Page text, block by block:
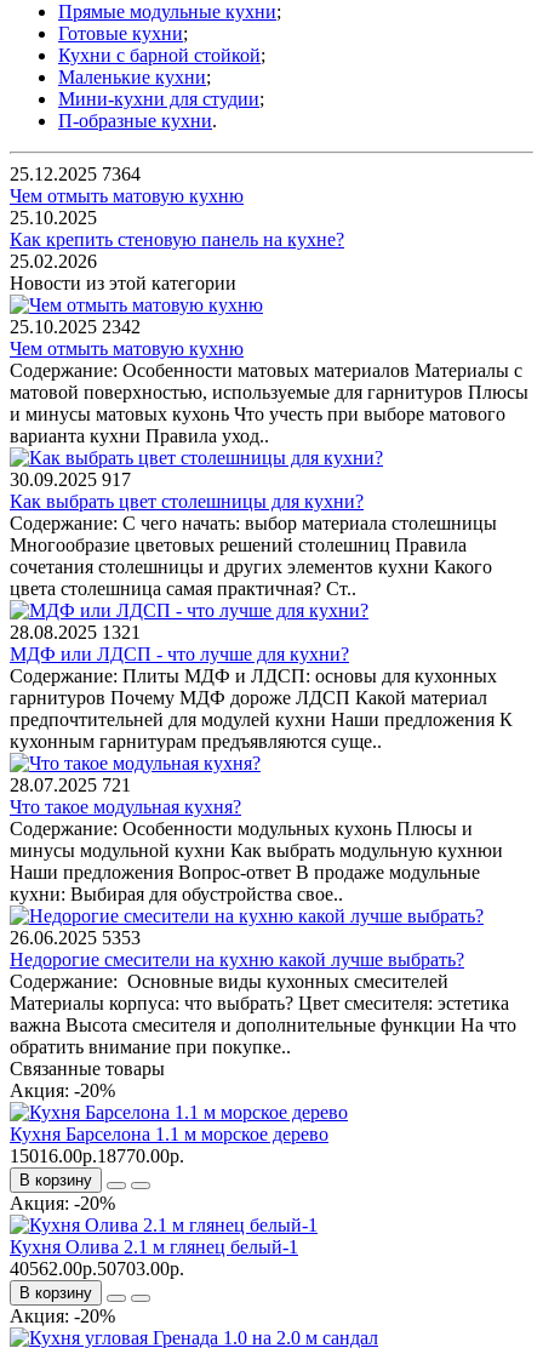
Прямые модульные кухни;
Готовые кухни;
Кухни с барной стойкой;
Маленькие кухни;
Мини-кухни для студии;
П-образные кухни.
25.12.2025 7364
Чем отмыть матовую кухню
25.10.2025
Как крепить стеновую панель на кухне?
25.02.2026
Новости из этой категории
25.10.2025 2342
Чем отмыть матовую кухню
Содержание: Особенности матовых материалов Материалы с
матовой поверхностью, используемые для гарнитуров Плюсы
и минусы матовых кухонь Что учесть при выборе матового
варианта кухни Правила уход..
30.09.2025 917
Как выбрать цвет столешницы для кухни?
Содержание: С чего начать: выбор материала столешницы
Многообразие цветовых решений столешниц Правила
сочетания столешницы и других элементов кухни Какого
цвета столешница самая практичная? Ст..
28.08.2025 1321
МДФ или ЛДСП - что лучше для кухни?
Содержание: Плиты МДФ и ЛДСП: основы для кухонных
гарнитуров Почему МДФ дороже ЛДСП Какой материал
предпочтительней для модулей кухни Наши предложения К
кухонным гарнитурам предъявляются суще..
28.07.2025 721
Что такое модульная кухня?
Содержание: Особенности модульных кухонь Плюсы и
минусы модульной кухни Как выбрать модульную кухнюи
Наши предложения Вопрос-ответ В продаже модульные
кухни: Выбирая для обустройства свое..
26.06.2025 5353
Недорогие смесители на кухню какой лучше выбрать?
Содержание: Основные виды кухонных смесителей
Материалы корпуса: что выбрать? Цвет смесителя: эстетика
важна Высота смесителя и дополнительные функции На что
обратить внимание при покупке..
Связанные товары
Акция: -20%
Кухня Барселона 1.1 м морское дерево
15016.00р.18770.00р.
В корзину
Акция: -20%
Кухня Олива 2.1 м глянец белый-1
40562.00р.50703.00р.
В корзину
Акция: -20%